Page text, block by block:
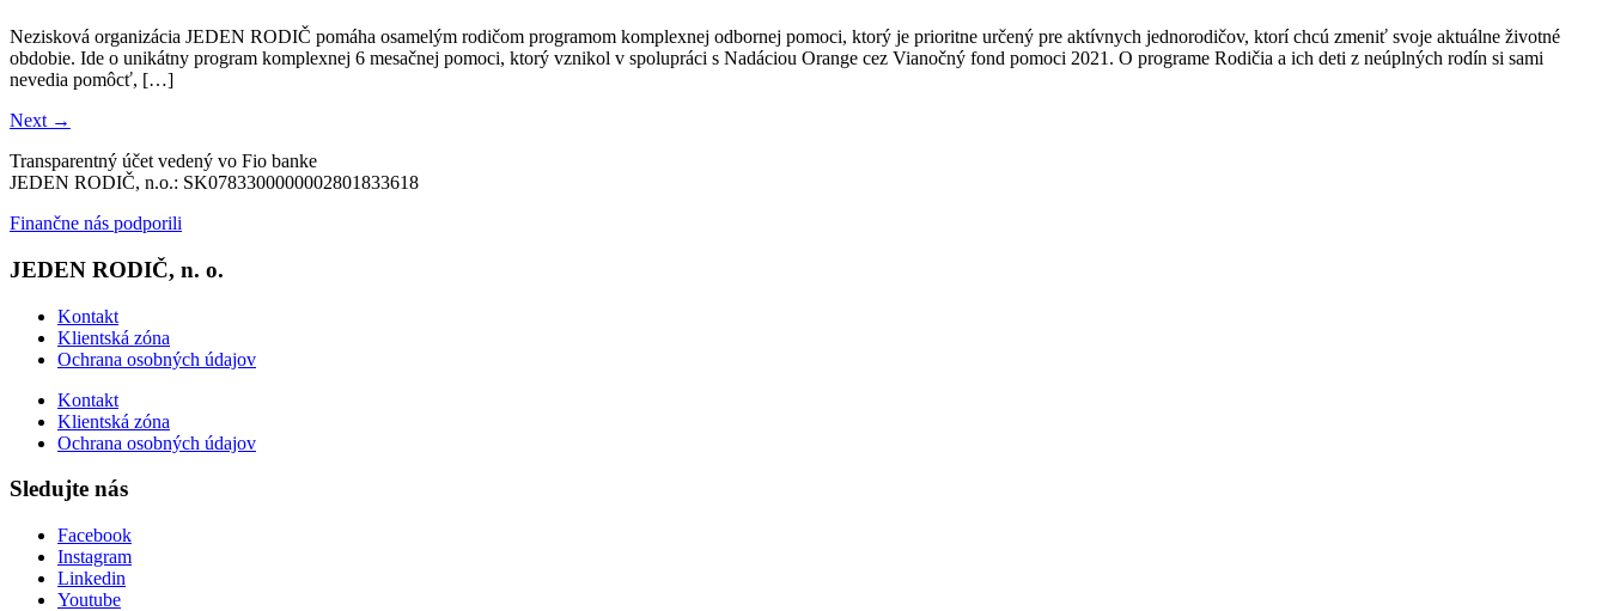
Nezisková organizácia JEDEN RODIČ pomáha osamelým rodičom programom komplexnej odbornej pomoci, ktorý je prioritne určený pre aktívnych jednorodičov, ktorí chcú zmeniť svoje aktuálne životné
obdobie. Ide o unikátny program komplexnej 6 mesačnej pomoci, ktorý vznikol v spolupráci s Nadáciou Orange cez Vianočný fond pomoci 2021. O programe Rodičia a ich deti z neúplných rodín si sami
nevedia pomôcť, […]
Next →
Transparentný účet vedený vo Fio banke
JEDEN RODIČ, n.o.: SK0783300000002801833618
Finančne nás podporili
JEDEN RODIČ, n. o.
Kontakt
Klientská zóna
Ochrana osobných údajov
Kontakt
Klientská zóna
Ochrana osobných údajov
Sledujte nás
Facebook
Instagram
Linkedin
Youtube